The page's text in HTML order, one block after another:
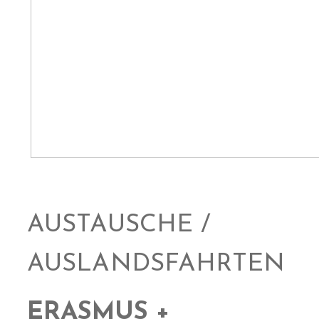
AUSTAUSCHE /
AUSLANDSFAHRTEN
ERASMUS +